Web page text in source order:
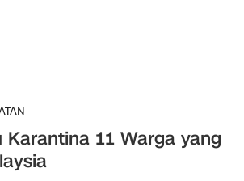
Karantina 11 Warga yang